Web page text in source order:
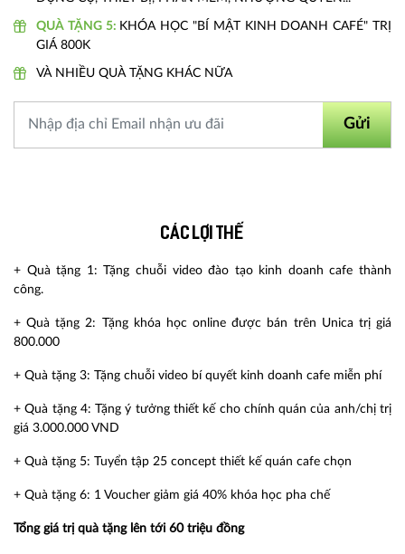
QUÀ TẶNG 5: KHÓA HỌC "BÍ MẬT KINH DOANH CAFÉ" TRỊ
GIÁ 800K
VÀ NHIỀU QUÀ TẶNG KHÁC NỮA
Gửi
Các lợi thế
+ Quà tặng 1: Tặng chuỗi video đào tạo kinh doanh cafe thành
công.
+ Quà tặng 2: Tặng khóa học online được bán trên Unica trị giá
800.000
+ Quà tặng 3: Tặng chuỗi video bí quyết kinh doanh cafe miễn phí
+ Quà tặng 4: Tặng ý tưởng thiết kế cho chính quán của anh/chị trị
giá 3.000.000 VND
+ Quà tặng 5: Tuyển tập 25 concept thiết kế quán cafe chọn
+ Quà tặng 6: 1 Voucher giảm giá 40% khóa học pha chế
Tổng giá trị quà tặng lên tới 60 triệu đồng